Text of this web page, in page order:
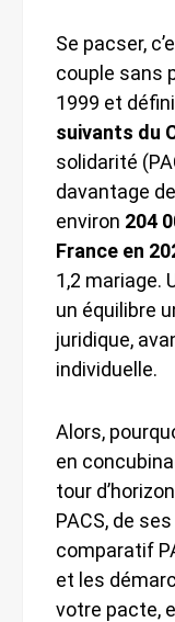
Se pacser,
couple sans
1999 et
suivants du
solidarité
davantage
environ 204
France en
1,2 mariage.
un équilibre
juridique,
individuelle.
Alors,
en
tour
PACS, de
comparatif
et les
votre pacte,